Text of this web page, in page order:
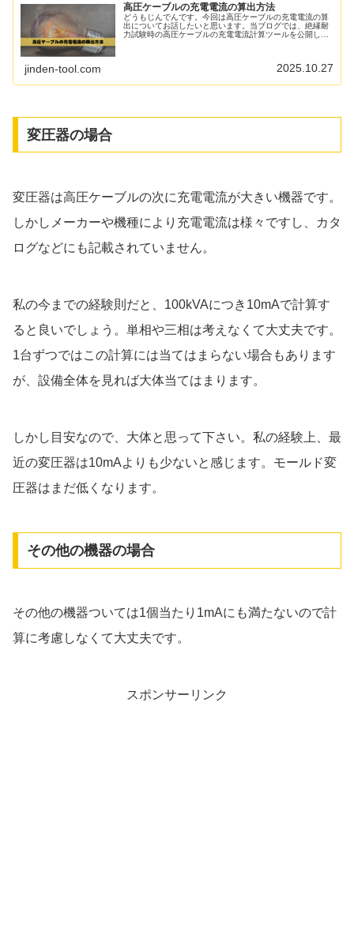
高圧ケーブルの充電電流の算出方法
どうもじんでんです。今回は高圧ケーブルの充電電流の算
出についてお話したいと思います。当ブログでは、絶縁耐
力試験時の高圧ケーブルの充電電流計算ツールを公開して
jinden-tool.com 2025.10.27
変圧器の場合
変圧器は高圧ケーブルの次に充電電流が大きい機器です。
しかしメーカーや機種により充電電流は様々ですし、カタ
ログなどにも記載されていません。
私の今までの経験則だと、100kVAにつき10mAで計算す
ると良いでしょう。単相や三相は考えなくて大丈夫です。
1台ずつではこの計算には当てはまらない場合もあります
が、設備全体を見れば大体当てはまります。
しかし目安なので、大体と思って下さい。私の経験上、最
近の変圧器は10mAよりも少ないと感じます。モールド変
圧器はまだ低くなります。
その他の機器の場合
その他の機器ついては1個当たり1mAにも満たないので計
算に考慮しなくて大丈夫です。
スポンサーリンク